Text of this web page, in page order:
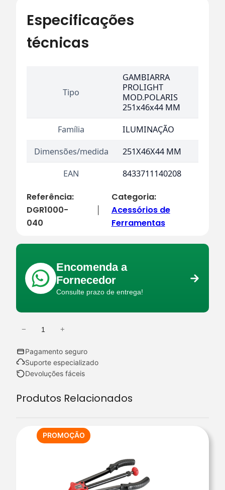
Especificações
técnicas
Tipo
GAMBIARRA
PROLIGHT
MOD.POLARIS
251x46x44 MM
Família
ILUMINAÇÃO
Dimensões/medida
251X46X44 MM
EAN
8433711140208
Referência:
DGR1000-
040
Categoria:
Acessórios de
Ferramentas
Encomenda a
Fornecedor
Consulte prazo de entrega!
a
n
i
− +
Pagamento seguro
Suporte especializado
Devoluções fáceis
Produtos Relacionados
PROMOÇÃOPRODUTO
EM